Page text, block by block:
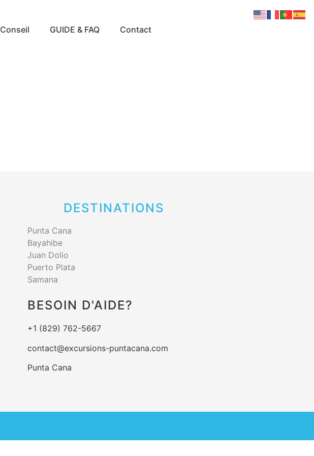
Conseil GUIDE & FAQ Contact
DESTINATIONS
Punta Cana
Bayahibe
Juan Dolio
Puerto Plata
Samana
BESOIN D'AIDE?
+1 (829) 762-5667
contact@excursions-puntacana.com
Punta Cana